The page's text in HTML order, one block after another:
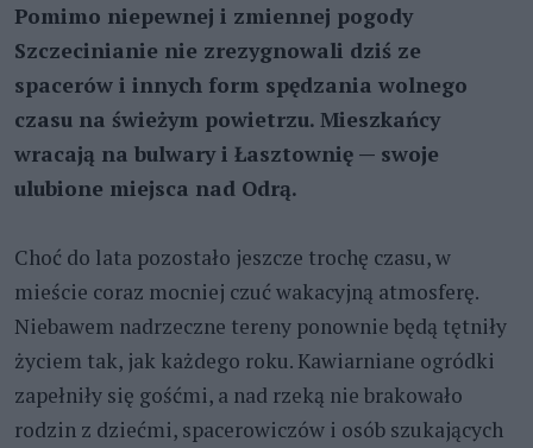
Pomimo niepewnej i zmiennej pogody
Szczecinianie nie zrezygnowali dziś ze
spacerów i innych form spędzania wolnego
czasu na świeżym powietrzu. Mieszkańcy
wracają na bulwary i Łasztownię — swoje
ulubione miejsca nad Odrą.
Choć do lata pozostało jeszcze trochę czasu, w
mieście coraz mocniej czuć wakacyjną atmosferę.
Niebawem nadrzeczne tereny ponownie będą tętniły
życiem tak, jak każdego roku. Kawiarniane ogródki
zapełniły się gośćmi, a nad rzeką nie brakowało
rodzin z dziećmi, spacerowiczów i osób szukających